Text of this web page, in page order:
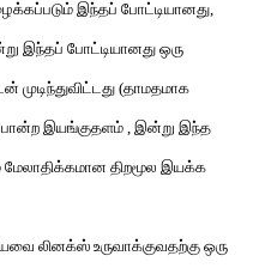
இந்தப் போட்டியானது,
இந்தப் போட்டியானது ஒரு
முடிந்துவிட்டது (தாமதமாக
இயங்குதளம் , இன்று இந்த
மேலாதிக்கமான திறமூல இயக்க
லினக்ஸ் உருவாக்குவதற்கு ஒரு